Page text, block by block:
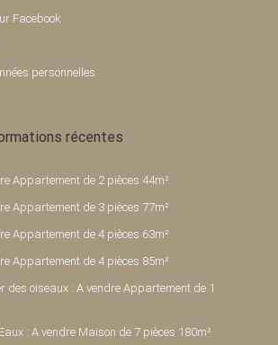
Facebook
personnelles
récentes
Appartement de 2 pièces 44m²
Appartement de 3 pièces 77m²
Appartement de 4 pièces 63m²
Appartement de 4 pièces 85m²
des oiseaux : A vendre Appartement de 1
: A vendre Maison de 7 pièces 180m²